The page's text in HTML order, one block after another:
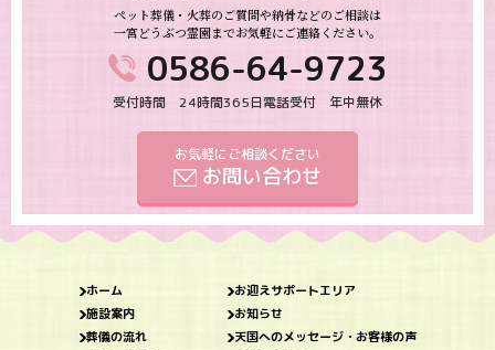
ペット葬儀・火葬のご質問や納骨などのご相談は
一宮どうぶつ霊園までお気軽にご連絡ください。
0586-64-9723
受付時間 24時間365日電話受付 年中無休
お気軽にご相談ください
お問い合わせ
ホーム
施設案内
葬儀の流れ
お迎えサポートエリア
お知らせ
天国へのメッセージ・お客様の声